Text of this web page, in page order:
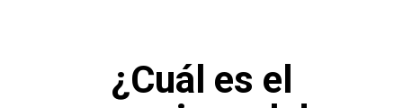
¿Cuál es el